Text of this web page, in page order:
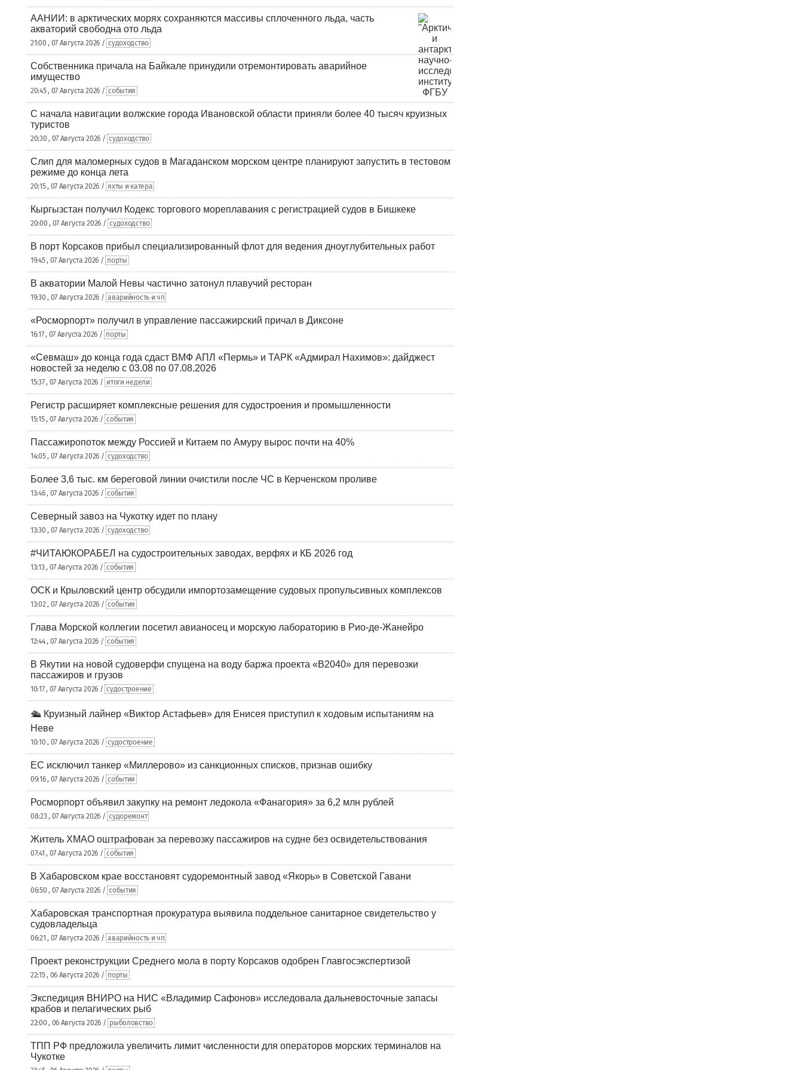
ААНИИ: в арктических морях сохраняются массивы сплоченного льда, часть
акваторий свободна ото льда
21:00 , 07 Августа 2026 / судоходство
Собственника причала на Байкале принудили отремонтировать аварийное
имущество
20:45 , 07 Августа 2026 / события
С начала навигации волжские города Ивановской области приняли более 40 тысяч круизных
туристов
20:30 , 07 Августа 2026 / судоходство
Слип для маломерных судов в Магаданском морском центре планируют запустить в тестовом
режиме до конца лета
20:15 , 07 Августа 2026 / яхты и катера
Кыргызстан получил Кодекс торгового мореплавания с регистрацией судов в Бишкеке
20:00 , 07 Августа 2026 / судоходство
В порт Корсаков прибыл специализированный флот для ведения дноуглубительных работ
19:45 , 07 Августа 2026 / порты
В акватории Малой Невы частично затонул плавучий ресторан
19:30 , 07 Августа 2026 / аварийность и чп
«Росморпорт» получил в управление пассажирский причал в Диксоне
16:17 , 07 Августа 2026 / порты
«Севмаш» до конца года сдаст ВМФ АПЛ «Пермь» и ТАРК «Адмирал Нахимов»: дайджест
новостей за неделю с 03.08 по 07.08.2026
15:37 , 07 Августа 2026 / итоги недели
Регистр расширяет комплексные решения для судостроения и промышленности
15:15 , 07 Августа 2026 / события
Пассажиропоток между Россией и Китаем по Амуру вырос почти на 40%
14:05 , 07 Августа 2026 / судоходство
Более 3,6 тыс. км береговой линии очистили после ЧС в Керченском проливе
13:46 , 07 Августа 2026 / события
Северный завоз на Чукотку идет по плану
13:30 , 07 Августа 2026 / судоходство
#ЧИТАЮКОРАБЕЛ на судостроительных заводах, верфях и КБ 2026 год
13:13 , 07 Августа 2026 / события
ОСК и Крыловский центр обсудили импортозамещение судовых пропульсивных комплексов
13:02 , 07 Августа 2026 / события
Глава Морской коллегии посетил авианосец и морскую лабораторию в Рио-де-Жанейро
12:44 , 07 Августа 2026 / события
В Якутии на новой судоверфи спущена на воду баржа проекта «В2040» для перевозки
пассажиров и грузов
10:17 , 07 Августа 2026 / судостроение
🛳️ Круизный лайнер «Виктор Астафьев» для Енисея приступил к ходовым испытаниям на
Неве
10:10 , 07 Августа 2026 / судостроение
ЕС исключил танкер «Миллерово» из санкционных списков, признав ошибку
09:16 , 07 Августа 2026 / события
Росморпорт объявил закупку на ремонт ледокола «Фанагория» за 6,2 млн рублей
08:23 , 07 Августа 2026 / судоремонт
Житель ХМАО оштрафован за перевозку пассажиров на судне без освидетельствования
07:41 , 07 Августа 2026 / события
В Хабаровском крае восстановят судоремонтный завод «Якорь» в Советской Гавани
06:50 , 07 Августа 2026 / события
Хабаровская транспортная прокуратура выявила поддельное санитарное свидетельство у
судовладельца
06:21 , 07 Августа 2026 / аварийность и чп
Проект реконструкции Среднего мола в порту Корсаков одобрен Главгосэкспертизой
22:15 , 06 Августа 2026 / порты
Экспедиция ВНИРО на НИС «Владимир Сафонов» исследовала дальневосточные запасы
крабов и пелагических рыб
22:00 , 06 Августа 2026 / рыболовство
ТПП РФ предложила увеличить лимит численности для операторов морских терминалов на
Чукотке